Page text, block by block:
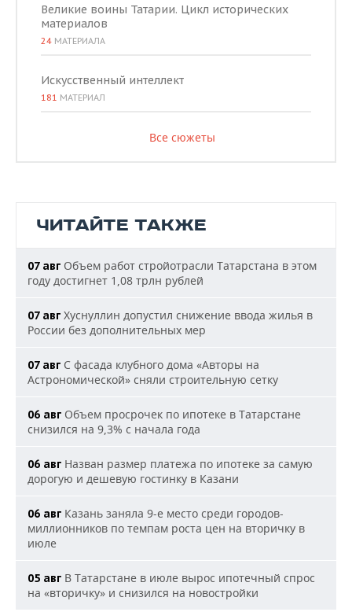
Великие воины Татарии. Цикл исторических
материалов
24 МАТЕРИАЛА
Искусственный интеллект
181 МАТЕРИАЛ
Все сюжеты
ЧИТАЙТЕ ТАКЖЕ
07 авг Объем работ стройотрасли Татарстана в этом
году достигнет 1,08 трлн рублей
07 авг Хуснуллин допустил снижение ввода жилья в
России без дополнительных мер
07 авг С фасада клубного дома «Авторы на
Астрономической» сняли строительную сетку
06 авг Объем просрочек по ипотеке в Татарстане
снизился на 9,3% с начала года
06 авг Назван размер платежа по ипотеке за самую
дорогую и дешевую гостинку в Казани
06 авг Казань заняла 9-е место среди городов-
миллионников по темпам роста цен на вторичку в
июле
05 авг В Татарстане в июле вырос ипотечный спрос
на «вторичку» и снизился на новостройки